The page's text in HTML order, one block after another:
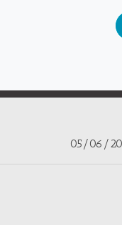
05/06/